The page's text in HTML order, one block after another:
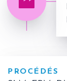
PROCÉDÉS